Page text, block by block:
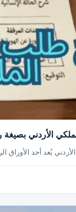
بصيغة رسمية بـ 3
يُعد أحد الأوراق